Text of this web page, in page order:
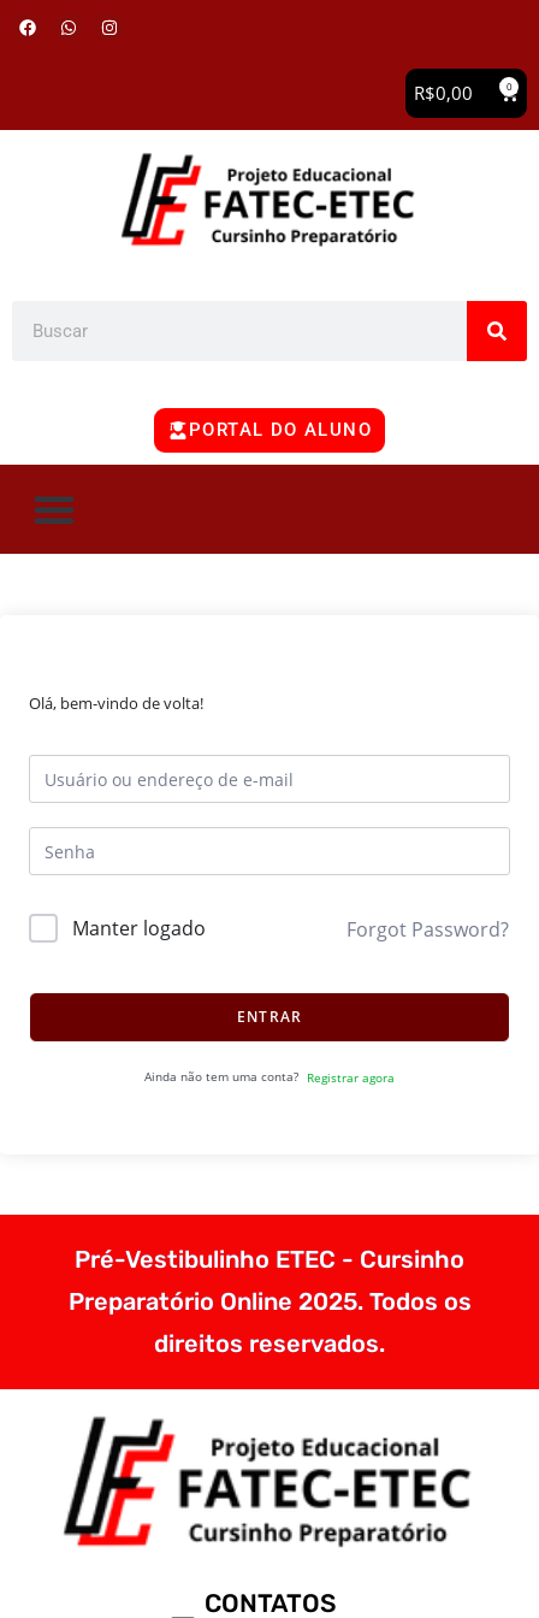
R$0,00 0
PORTAL DO ALUNO
Olá, bem-vindo de volta!
Manter logado Forgot Password?
ENTRAR
Ainda não tem uma conta? Registrar agora
Pré-Vestibulinho ETEC - Cursinho
Preparatório Online 2025. Todos os
direitos reservados.
CONTATOS